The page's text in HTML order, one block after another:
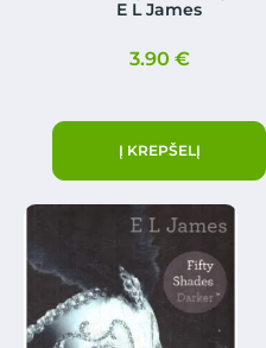
E L James
3.90 €
Į KREPŠELĮ